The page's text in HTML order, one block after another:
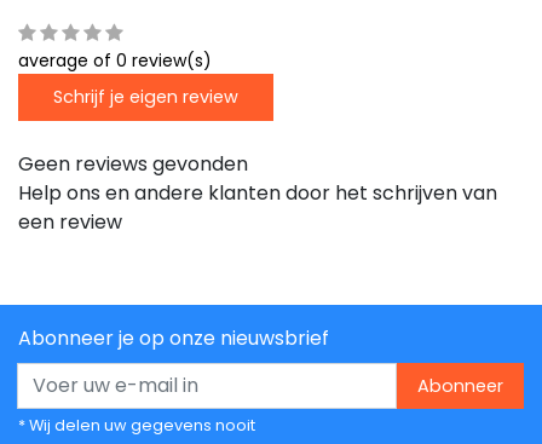
average of 0 review(s)
Schrijf je eigen review
Geen reviews gevonden
Help ons en andere klanten door het schrijven van
een review
Abonneer je op onze nieuwsbrief
Abonneer
* Wij delen uw gegevens nooit